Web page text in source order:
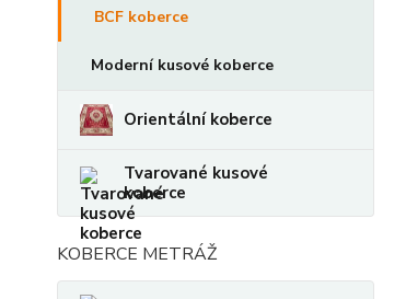
BCF koberce
Moderní kusové koberce
Orientální koberce
Tvarované kusové
koberce
KOBERCE METRÁŽ